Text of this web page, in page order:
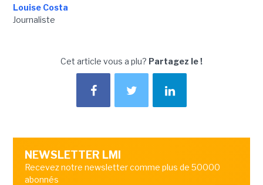
Louise Costa
Journaliste
Cet article vous a plu? Partagez le !
NEWSLETTER LMI
Recevez notre newsletter comme plus de 50000
abonnés